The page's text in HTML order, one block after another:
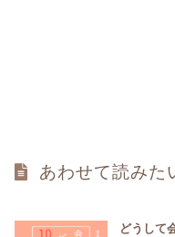
あわせて読みた
どうして